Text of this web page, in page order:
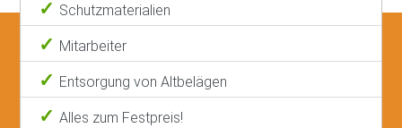
Schutzmaterialien
Mitarbeiter
Entsorgung von Altbelägen
Alles zum Festpreis!